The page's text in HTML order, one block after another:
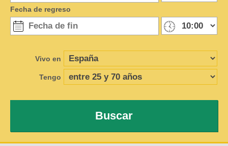
Fecha de regreso
Vivo en
Tengo
Buscar